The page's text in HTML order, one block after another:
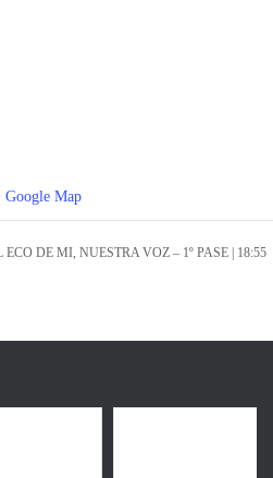
Google Map
DE MI, NUESTRA VOZ – 1º PASE | 18:55